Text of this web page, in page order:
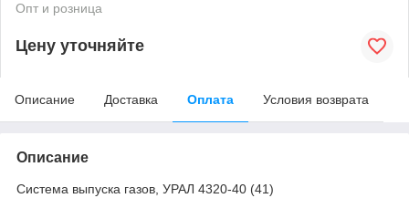
Опт и розница
Цену уточняйте
Описание Доставка Оплата Условия возврата
Описание
Система выпуска газов, УРАЛ 4320-40 (41)